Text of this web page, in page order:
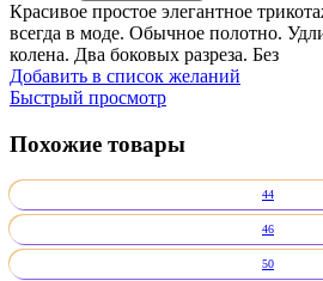
Красивое простое элегантное
всегда в моде. Обычное полотно.
колена. Два боковых разреза. Без
Добавить в список желаний
Быстрый просмотр
Похожие товары
44
46
50